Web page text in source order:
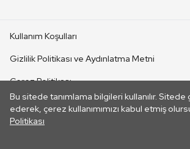
Bu sitede tanımlama bilgileri kullanılır.
ederek, çerez kullanımımızı kabul etmiş
Politikası
CANLI YAYINLAR
Kullanım Koşulları
Gizlilik Politikası ve Aydınlatma Metni
Çerez Politikası
İletişim
Her hakkı saklıdır. ©2026 TRT. Bağlantı